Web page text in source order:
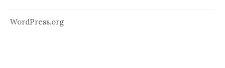
WordPress.org